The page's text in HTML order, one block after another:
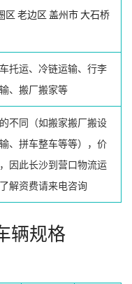
区 老边区 盖州市大石桥
托运、冷链运输、行李
、搬厂搬家等
不同（如搬家搬厂搬设
、拼车整车等等），价
因此长沙到营口物流运
解资费请来电咨询
辆规格